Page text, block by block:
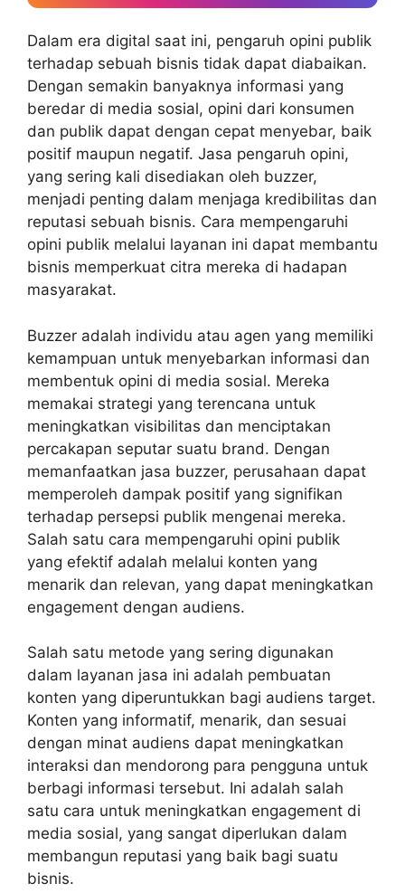
Dalam era digital saat ini, pengaruh opini publik
terhadap sebuah bisnis tidak dapat diabaikan.
Dengan semakin banyaknya informasi yang
beredar di media sosial, opini dari konsumen
dan publik dapat dengan cepat menyebar, baik
positif maupun negatif. Jasa pengaruh opini,
yang sering kali disediakan oleh buzzer,
menjadi penting dalam menjaga kredibilitas dan
reputasi sebuah bisnis. Cara mempengaruhi
opini publik melalui layanan ini dapat membantu
bisnis memperkuat citra mereka di hadapan
masyarakat.
Buzzer adalah individu atau agen yang memiliki
kemampuan untuk menyebarkan informasi dan
membentuk opini di media sosial. Mereka
memakai strategi yang terencana untuk
meningkatkan visibilitas dan menciptakan
percakapan seputar suatu brand. Dengan
memanfaatkan jasa buzzer, perusahaan dapat
memperoleh dampak positif yang signifikan
terhadap persepsi publik mengenai mereka.
Salah satu cara mempengaruhi opini publik
yang efektif adalah melalui konten yang
menarik dan relevan, yang dapat meningkatkan
engagement dengan audiens.
Salah satu metode yang sering digunakan
dalam layanan jasa ini adalah pembuatan
konten yang diperuntukkan bagi audiens target.
Konten yang informatif, menarik, dan sesuai
dengan minat audiens dapat meningkatkan
interaksi dan mendorong para pengguna untuk
berbagi informasi tersebut. Ini adalah salah
satu cara untuk meningkatkan engagement di
media sosial, yang sangat diperlukan dalam
membangun reputasi yang baik bagi suatu
bisnis.